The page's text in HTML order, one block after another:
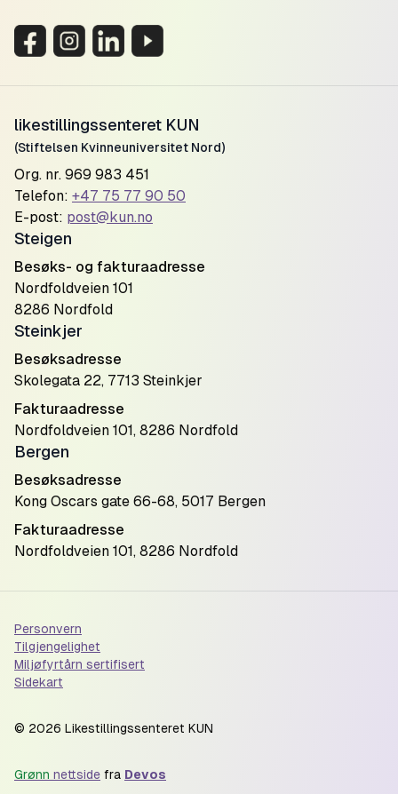
likestillingssenteret KUN
(Stiftelsen Kvinneuniversitet Nord)
Org. nr. 969 983 451
Telefon: +47 75 77 90 50
E-post: post@kun.no
Steigen
Besøks- og fakturaadresse
Nordfoldveien 101
8286 Nordfold
Steinkjer
Besøksadresse
Skolegata 22, 7713 Steinkjer
Fakturaadresse
Nordfoldveien 101, 8286 Nordfold
Bergen
Besøksadresse
Kong Oscars gate 66-68, 5017 Bergen
Fakturaadresse
Nordfoldveien 101, 8286 Nordfold
Personvern
Tilgjengelighet
Miljøfyrtårn sertifisert
Sidekart
© 2026 Likestillingssenteret KUN
Grønn nettside fra Devos